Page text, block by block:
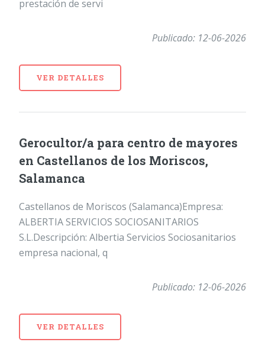
prestación de servi
Publicado: 12-06-2026
VER DETALLES
Gerocultor/a para centro de mayores
en Castellanos de los Moriscos,
Salamanca
Castellanos de Moriscos (Salamanca)Empresa:
ALBERTIA SERVICIOS SOCIOSANITARIOS
S.L.Descripción: Albertia Servicios Sociosanitarios
empresa nacional, q
Publicado: 12-06-2026
VER DETALLES